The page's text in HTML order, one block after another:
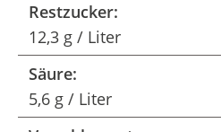
Restzucker:
12,3 g / Liter
Säure:
5,6 g / Liter